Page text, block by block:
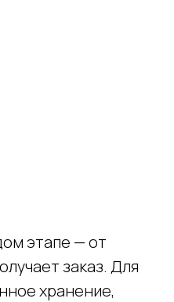
этапе — от
заказ. Для
хранение,